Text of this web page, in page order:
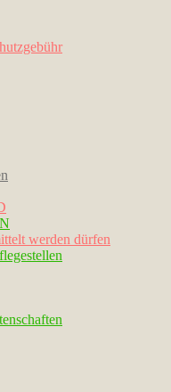
werden dürfen